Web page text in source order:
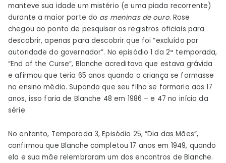
manteve sua idade um mistério (e uma piada recorrente)
durante a maior parte do as meninas de ouro. Rose
chegou ao ponto de pesquisar os registros oficiais para
descobrir, apenas para descobrir que foi “excluído por
autoridade do governador”. No episódio 1 da 2ª temporada,
“End of the Curse”, Blanche acreditava que estava grávida
e afirmou que teria 65 anos quando a criança se formasse
no ensino médio. Supondo que seu filho se formaria aos 17
anos, isso faria de Blanche 48 em 1986 – e 47 no início da
série.
No entanto, Temporada 3, Episódio 25, “Dia das Mães”,
confirmou que Blanche completou 17 anos em 1949, quando
ela e sua mãe relembraram um dos encontros de Blanche.